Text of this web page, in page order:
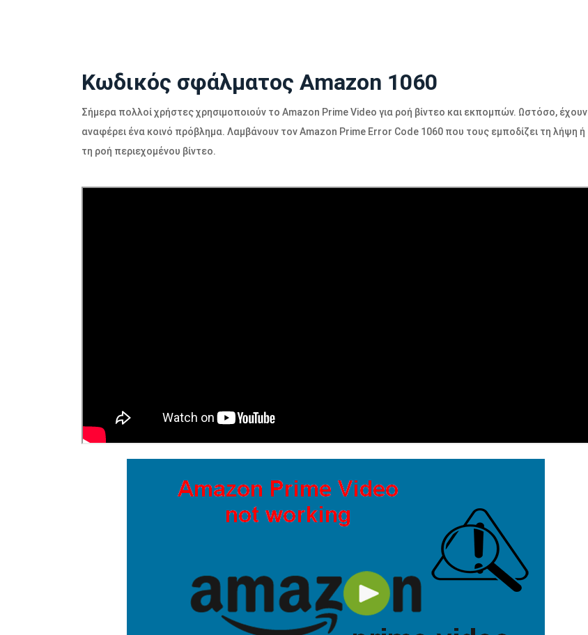
Κωδικός σφάλματος Amazon 1060
Σήμερα πολλοί χρήστες χρησιμοποιούν το Amazon Prime Video για ροή βίντεο και εκπομπών. Ωστόσο, έχουν
αναφέρει ένα κοινό πρόβλημα. Λαμβάνουν τον Amazon Prime Error Code 1060 που τους εμποδίζει τη λήψη ή
τη ροή περιεχομένου βίντεο.